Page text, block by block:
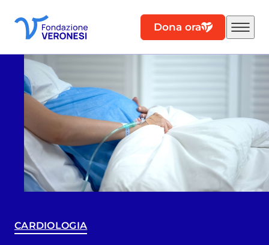
Dona ora
CARDIOLOGIA